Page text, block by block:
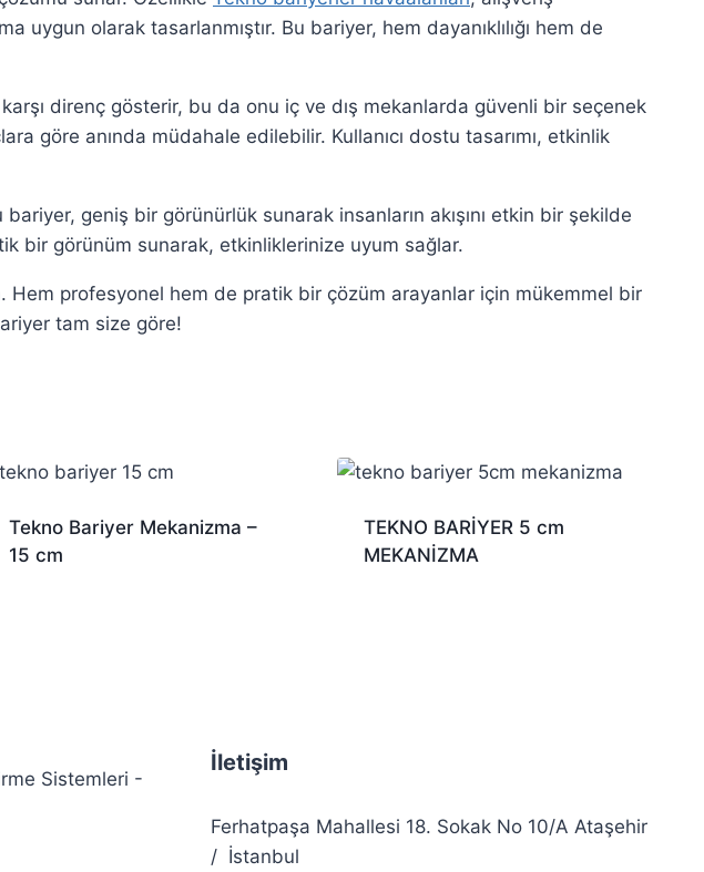
olarak tasarlanmıştır. Bu bariyer, hem dayanıklılığı hem de
direnç gösterir, bu da onu iç ve dış mekanlarda güvenli bir seçenek
göre anında müdahale edilebilir. Kullanıcı dostu tasarımı, etkinlik
geniş bir görünürlük sunarak insanların akışını etkin bir şekilde
bir görünüm sunarak, etkinliklerinize uyum sağlar.
Hem profesyonel hem de pratik bir çözüm arayanlar için mükemmel bir
tam size göre!
Tekno Bariyer Mekanizma –
15 cm
TEKNO BARİYER 5 cm
MEKANİZMA
Sistemleri -
İletişim
Ferhatpaşa Mahallesi 18. Sokak No 10/A Ataşehir
/ İstanbul